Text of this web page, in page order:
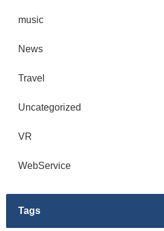
music
News
Travel
Uncategorized
VR
WebService
Tags